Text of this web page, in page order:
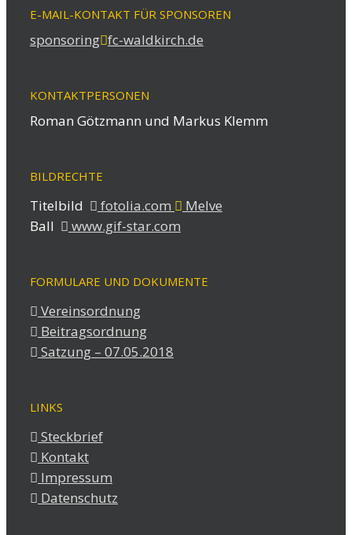
E-MAIL-KONTAKT FÜR SPONSOREN
sponsoring fc-waldkirch.de
KONTAKTPERSONEN
Roman Götzmann und Markus Klemm
BILDRECHTE
Titelbild fotolia.com
Melve
Ball
www.gif-star.com
FORMULARE UND DOKUMENTE
Vereinsordnung
Beitragsordnung
Satzung – 07.05.2018
LINKS
Steckbrief
Kontakt
Impressum
Datenschutz